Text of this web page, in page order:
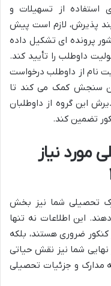
استفاده از تسهیلات و
پذیرش، لازم است پیش
پرونده ای تشکیل داده
داوطلب را تأیید کند.
نام از داوطلب درخواست
سنجش کمک می کند تا
این گروه از داوطلبان
تضمین کند.
مورد نیاز
تحصیلی شما نیز بخش
این اطلاعات نه تنها
ضروری هستند، بلکه
شما نیز نقش حیاتی
مدارک و جزئیات تحصیلی